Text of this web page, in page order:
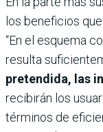
los beneficios
“En el esquema
resulta
pretendida, las
recibirán los
términos de